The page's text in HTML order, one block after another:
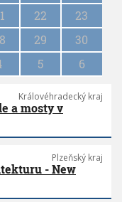
22
23
29
30
5 6
Královéhradecký kraj
a mosty v
Plzeňský kraj
- New